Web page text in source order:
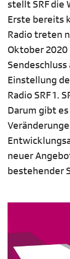
stellt SRF die
Erste bereits
Radio treten
Oktober
Sendeschluss
Einstellung
Radio SRF 1.
Darum gibt
neuer
bestehender